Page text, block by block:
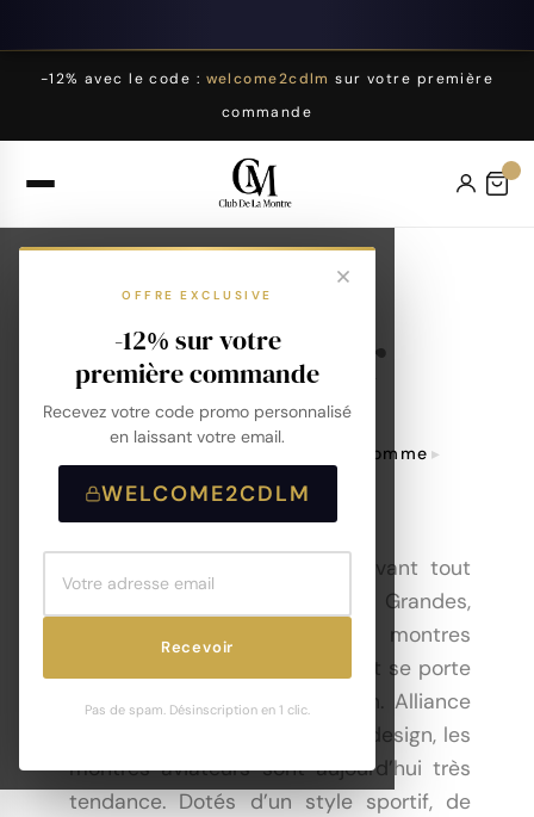
-12% avec le code : welcome2cdlm sur votre première
commande
OFFRE EXCLUSIVE
-12% sur votre
première commande
Recevez votre code promo personnalisé
en laissant votre email.
WELCOME2CDLM
Recevoir
Pas de spam. Désinscription en 1 clic.
Montre
aviateur
Montres Homme
Montre Aviateur
, c’est avant tout
une montre de passionné. Grandes,
lisibles, fonctionnelles, les montres
aviateurs sont très tendance et se porte
au poignet de tout un chacun. Alliance
équilibré de techniques et de design, les
montres aviateurs sont aujourd’hui très
tendance. Dotés d’un style sportif, de